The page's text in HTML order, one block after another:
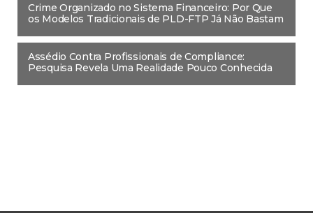
Crime Organizado no Sistema Financeiro: Por Que
os Modelos Tradicionais de PLD-FTP Já Não Bastam
Assédio Contra Profissionais de Compliance:
Pesquisa Revela Uma Realidade Pouco Conhecida